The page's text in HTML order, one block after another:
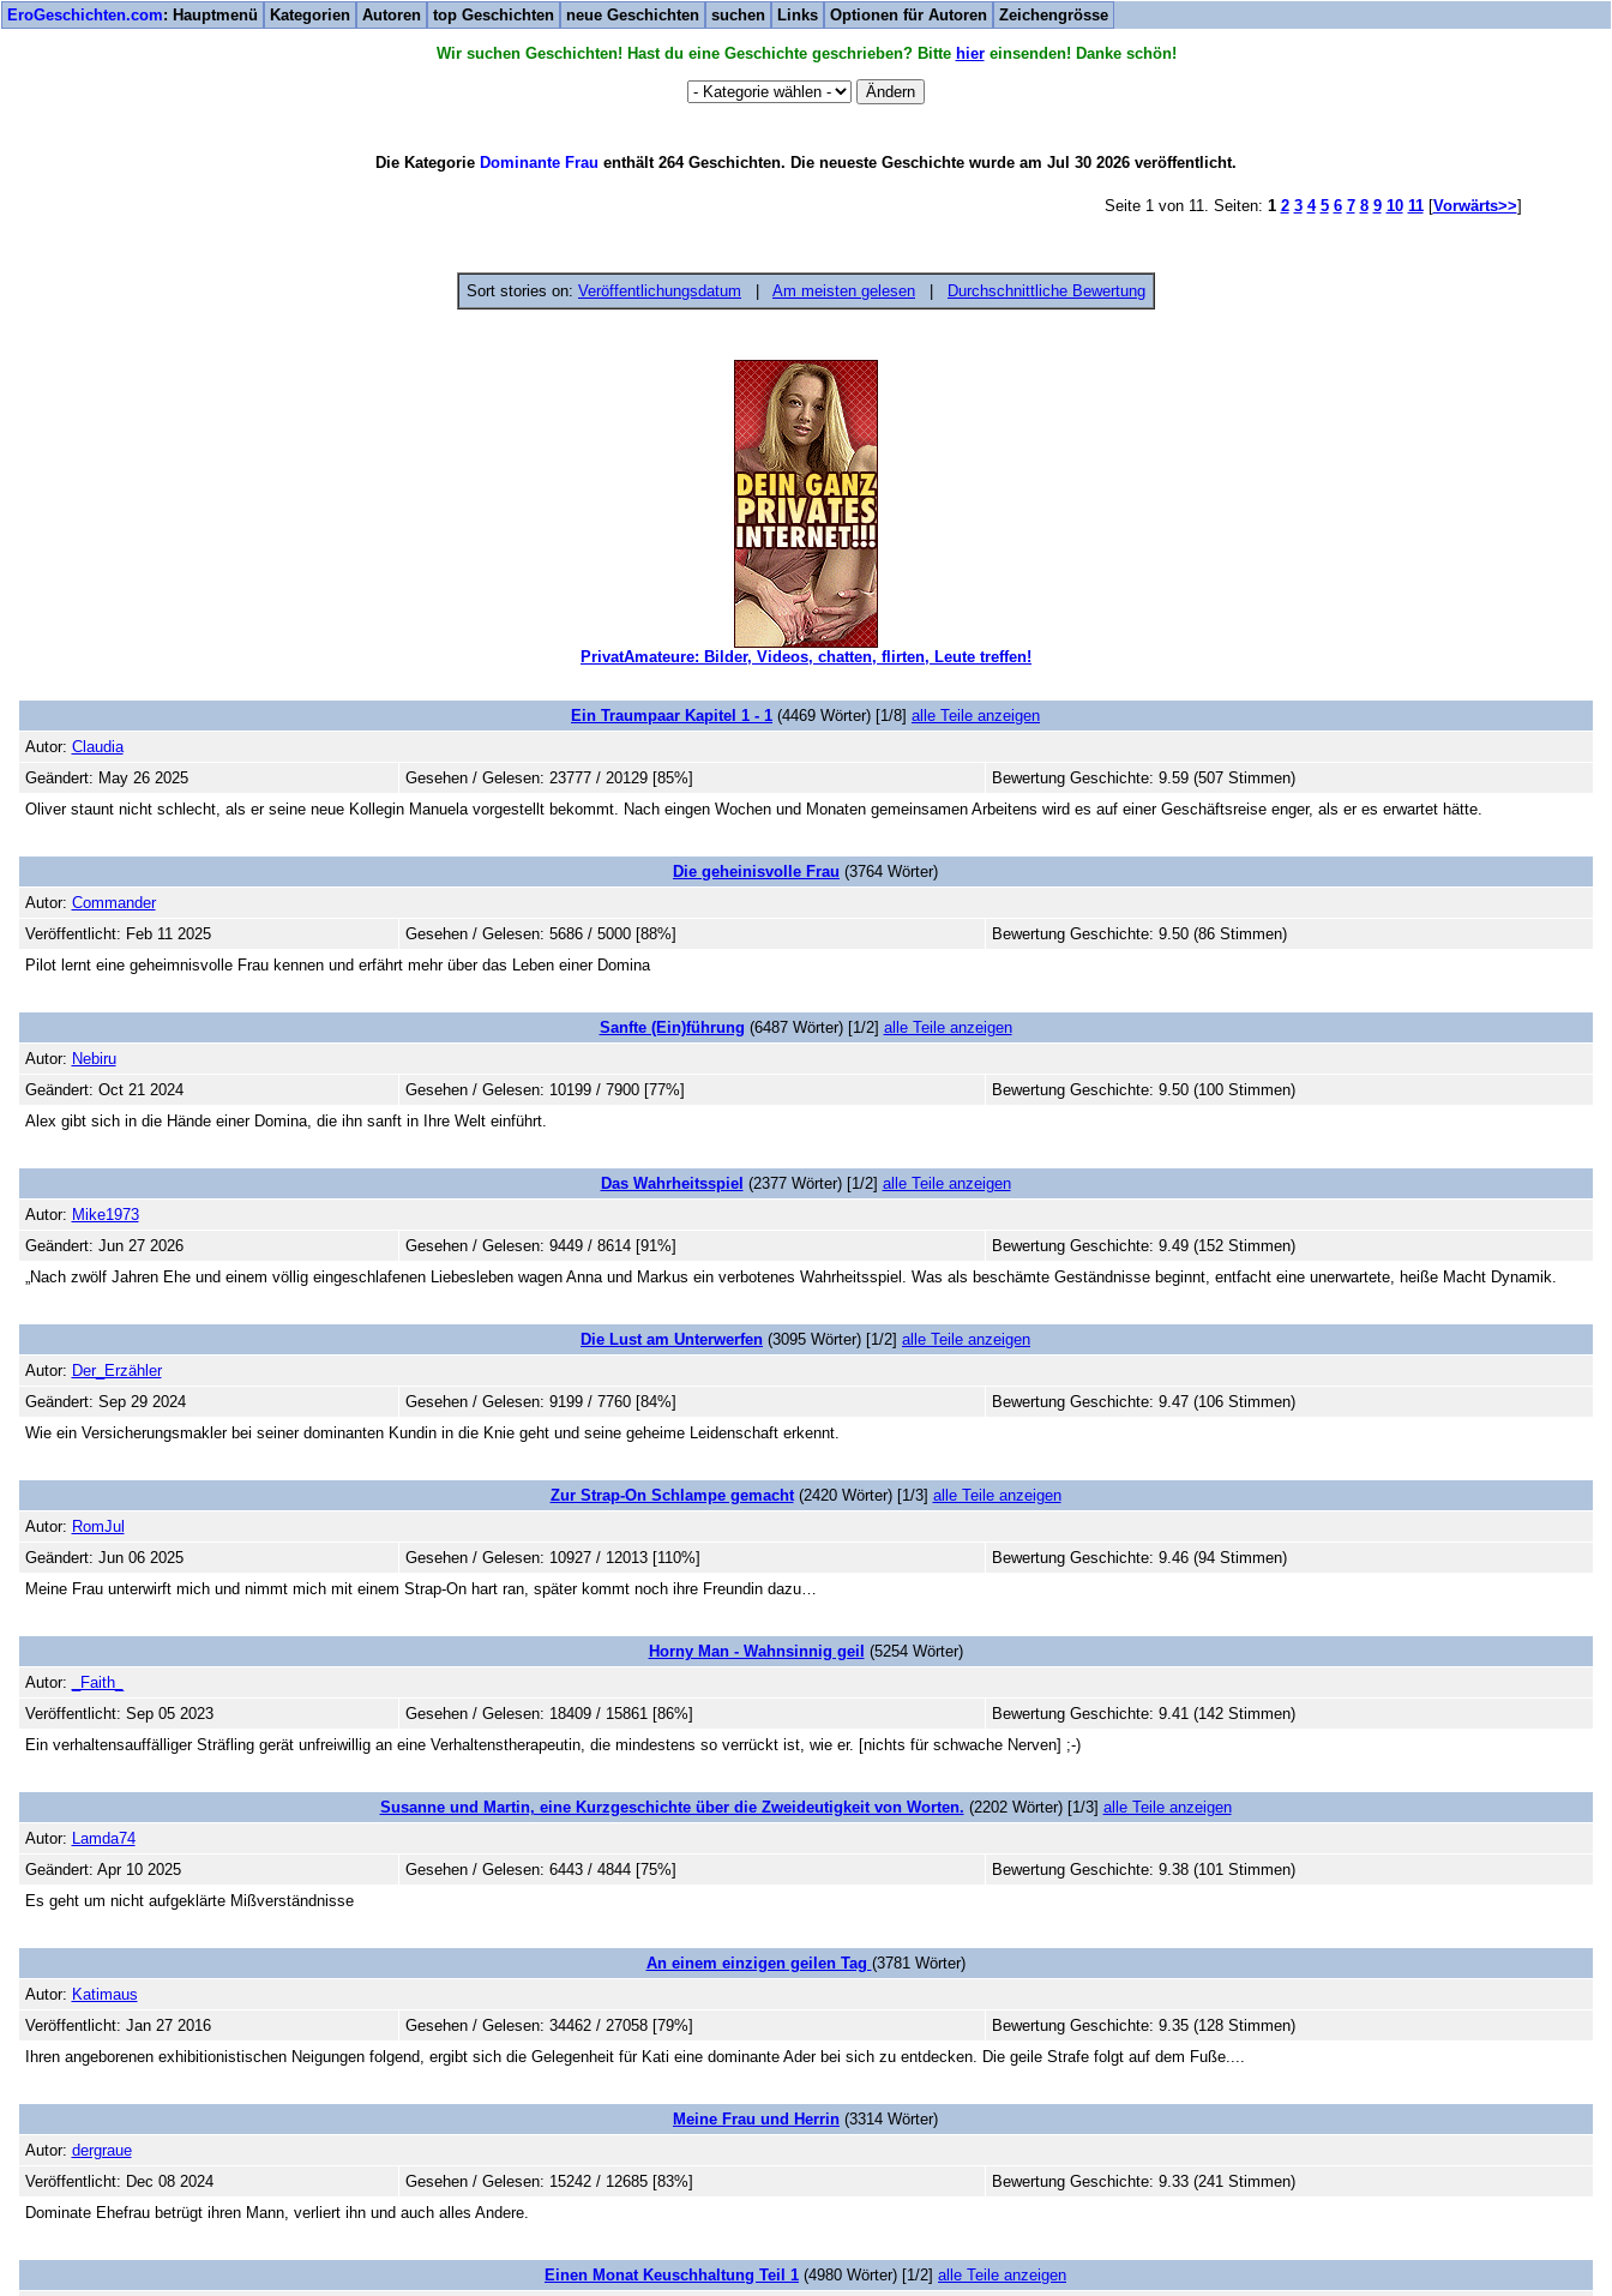
EroGeschichten.com: Hauptmenü Kategorien Autoren top Geschichten neue Geschichten suchen Links Optionen für Autoren Zeichengrösse
Wir suchen Geschichten! Hast du eine Geschichte geschrieben? Bitte hiereinsenden! Danke schön!
Die Kategorie Dominante Frau enthält 264 Geschichten. Die neueste Geschichte wurde am Jul 30 2026 veröffentlicht.
Seite 1 von 11. Seiten: 1 2 3 4 5 6 7 8 9 10 11[Vorwärts>>]
Sort stories on: Veröffentlichungsdatum Am meisten gelesen Durchschnittliche Bewertung
PrivatAmateure: Bilder, Videos, chatten, flirten, Leute treffen!
Ein Traumpaar Kapitel 1 - 1 (4469 Wörter) [1/8] alle Teile anzeigen
Autor: Claudia
Geändert: May 26 2025
Gesehen / Gelesen: 23777 / 20129 [85%]
Bewertung Geschichte: 9.59 (507 Stimmen)
Oliver staunt nicht schlecht, als er seine neue Kollegin Manuela vorgestellt bekommt. Nach eingen Wochen und Monaten gemeinsamen Arbeitens wird es auf einer Geschäftsreise enger, als er es erwartet hätte.
Die geheinisvolle Frau (3764 Wörter)
Autor: Commander
Veröffentlicht: Feb 11 2025
Gesehen / Gelesen: 5686 / 5000 [88%]
Bewertung Geschichte: 9.50 (86 Stimmen)
Pilot lernt eine geheimnisvolle Frau kennen und erfährt mehr über das Leben einer Domina
Sanfte (Ein)führung (6487 Wörter) [1/2] alle Teile anzeigen
Autor: Nebiru
Geändert: Oct 21 2024
Gesehen / Gelesen: 10199 / 7900 [77%]
Bewertung Geschichte: 9.50 (100 Stimmen)
Alex gibt sich in die Hände einer Domina, die ihn sanft in Ihre Welt einführt.
Das Wahrheitsspiel (2377 Wörter) [1/2] alle Teile anzeigen
Autor: Mike1973
Geändert: Jun 27 2026
Gesehen / Gelesen: 9449 / 8614 [91%]
Bewertung Geschichte: 9.49 (152 Stimmen)
„Nach zwölf Jahren Ehe und einem völlig eingeschlafenen Liebesleben wagen Anna und Markus ein verbotenes Wahrheitsspiel. Was als beschämte Geständnisse beginnt, entfacht eine unerwartete, heiße Macht Dynamik.
Die Lust am Unterwerfen (3095 Wörter) [1/2] alle Teile anzeigen
Autor: Der_Erzähler
Geändert: Sep 29 2024
Gesehen / Gelesen: 9199 / 7760 [84%]
Bewertung Geschichte: 9.47 (106 Stimmen)
Wie ein Versicherungsmakler bei seiner dominanten Kundin in die Knie geht und seine geheime Leidenschaft erkennt.
Zur Strap-On Schlampe gemacht(2420 Wörter) [1/3] alle Teile anzeigen
Autor: RomJul
Geändert: Jun 06 2025
Gesehen / Gelesen: 10927 / 12013 [110%]
Bewertung Geschichte: 9.46 (94 Stimmen)
Meine Frau unterwirft mich und nimmt mich mit einem Strap-On hart ran, später kommt noch ihre Freundin dazu…
Horny Man - Wahnsinnig geil (5254 Wörter)
Autor:
_Faith_
Veröffentlicht: Sep 05 2023
Gesehen / Gelesen: 18409 / 15861 [86%]
Bewertung Geschichte: 9.41 (142 Stimmen)
Ein verhaltensauffälliger Sträfling gerät unfreiwillig an eine Verhaltenstherapeutin, die mindestens so verrückt ist, wie er. [nichts für schwache Nerven] ;-)
Susanne und Martin, eine Kurzgeschichte über die Zweideutigkeit von Worten. (2202 Wörter) [1/3] alle Teile anzeigen
Autor: Lamda74
Geändert: Apr 10 2025
Gesehen / Gelesen: 6443 / 4844 [75%]
Bewertung Geschichte: 9.38 (101 Stimmen)
Es geht um nicht aufgeklärte Mißverständnisse
An einem einzigen geilen Tag (3781 Wörter)
Autor: Katimaus
Veröffentlicht: Jan 27 2016
Gesehen / Gelesen: 34462 / 27058 [79%]
Bewertung Geschichte: 9.35 (128 Stimmen)
Ihren angeborenen exhibitionistischen Neigungen folgend, ergibt sich die Gelegenheit für Kati eine dominante Ader bei sich zu entdecken. Die geile Strafe folgt auf dem Fuße....
Meine Frau und Herrin (3314 Wörter)
Autor: dergraue
Veröffentlicht: Dec 08 2024
Gesehen / Gelesen: 15242 / 12685 [83%]
Bewertung Geschichte: 9.33 (241 Stimmen)
Dominate Ehefrau betrügt ihren Mann, verliert ihn und auch alles Andere.
Einen Monat Keuschhaltung Teil 1 (4980 Wörter) [1/2] alle Teile anzeigen